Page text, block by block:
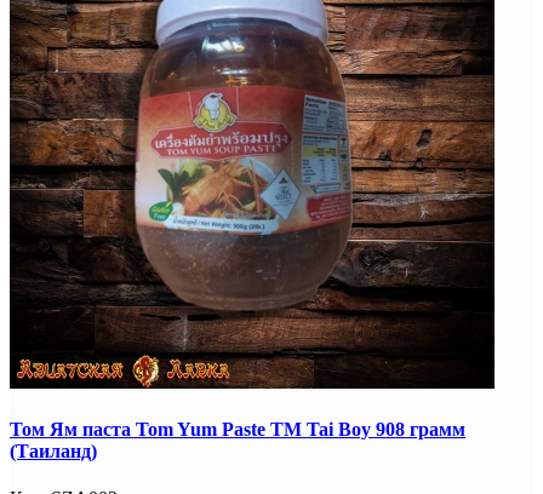
Том Ям паста Tom Yum Paste TM Tai Boy 908 грамм
(Таиланд)